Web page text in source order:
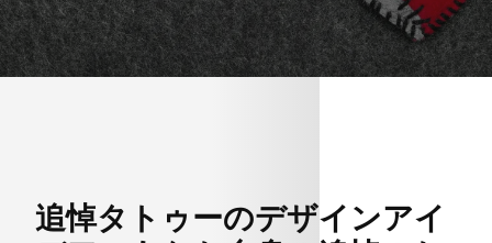
追悼タトゥーのデザインアイ